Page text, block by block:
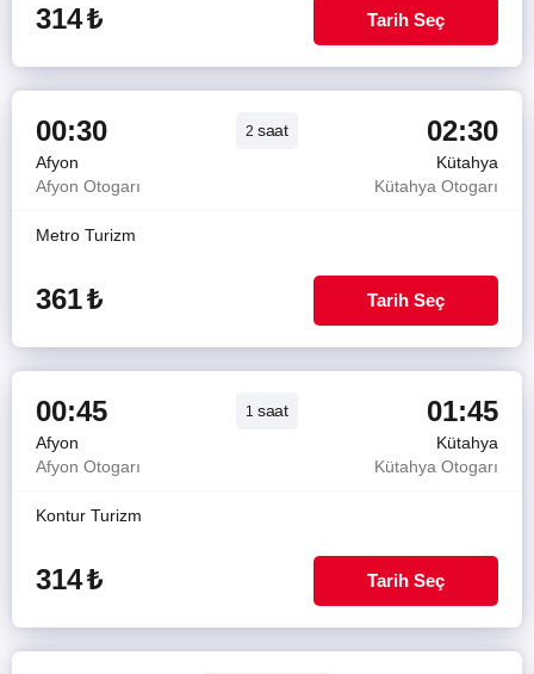
314₺ Tarih Seç
00:30 2 saat 02:30
Afyon
Kütahya
Afyon Otogarı
Kütahya Otogarı
Metro Turizm
361₺ Tarih Seç
00:45 1 saat 01:45
Afyon
Kütahya
Afyon Otogarı
Kütahya Otogarı
Kontur Turizm
314₺ Tarih Seç